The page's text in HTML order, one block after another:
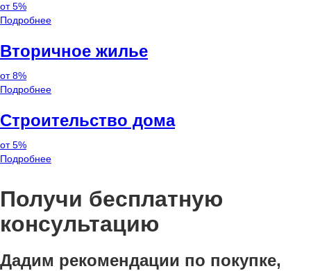
от 5%
Подробнее
Вторичное жилье
от 8%
Подробнее
Строительство дома
от 5%
Подробнее
Получи бесплатную
консультацию
Дадим рекомендации по покупке,